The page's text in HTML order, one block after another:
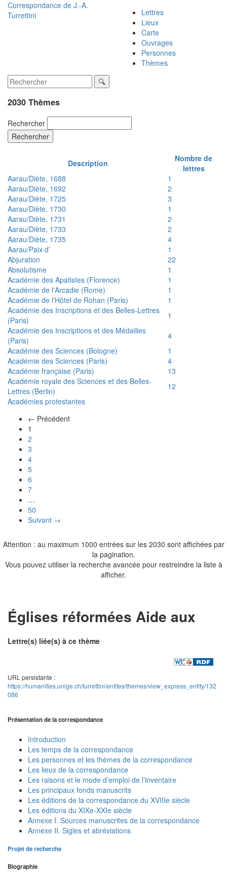
Correspondance de J.-A.
Turrettini
Lettres
Lieux
Carte
Ouvrages
Personnes
Thèmes
2030 Thèmes
Rechercher
Rechercher
Description
Nombre de
lettres
Aarau/Diète, 1688
1
Aarau/Diète, 1692
2
Aarau/Diète, 1725
3
Aarau/Diète, 1730
1
Aarau/Diète, 1731
2
Aarau/Diète, 1733
2
Aarau/Diète, 1735
4
Aarau/Paix d’
1
Abjuration
22
Absolutisme
1
Académie des Apatistes (Florence)
1
Académie de l'Arcadie (Rome)
1
Académie de l'Hôtel de Rohan (Paris)
1
Académie des Inscriptions et des Belles-Lettres
(Paris)
1
Académie des Inscriptions et des Médailles
(Paris)
4
Académie des Sciences (Bologne)
1
Académie des Sciences (Paris)
4
Académie française (Paris)
13
Académie royale des Sciences et des Belles-
Lettres (Berlin)
12
Académies protestantes
← Précédent
1
2
3
4
5
6
7
…
50
Suivant →
Attention : au maximum 1000 entrées sur les 2030 sont affichées par
la pagination.
Vous pouvez utiliser la recherche avancée pour restreindre la liste à
afficher.
Églises réformées Aide aux
Lettre(s) liée(s) à ce thème
URL persistante :
https://humanities.unige.ch/turrettini/entites/themes/view_express_entity/132
086
Présentation de la correspondance
Introduction
Les temps de la correspondance
Les personnes et les thèmes de la correspondance
Les lieux de la correspondance
Les raisons et le mode d’emploi de l’inventaire
Les principaux fonds manuscrits
Les éditions de la correspondance du XVIIIe siècle
Les éditions du XIXe-XXIe siècle
Annexe I. Sources manuscrites de la correspondance
Annexe II. Sigles et abréviations
Projet de recherche
Biographie